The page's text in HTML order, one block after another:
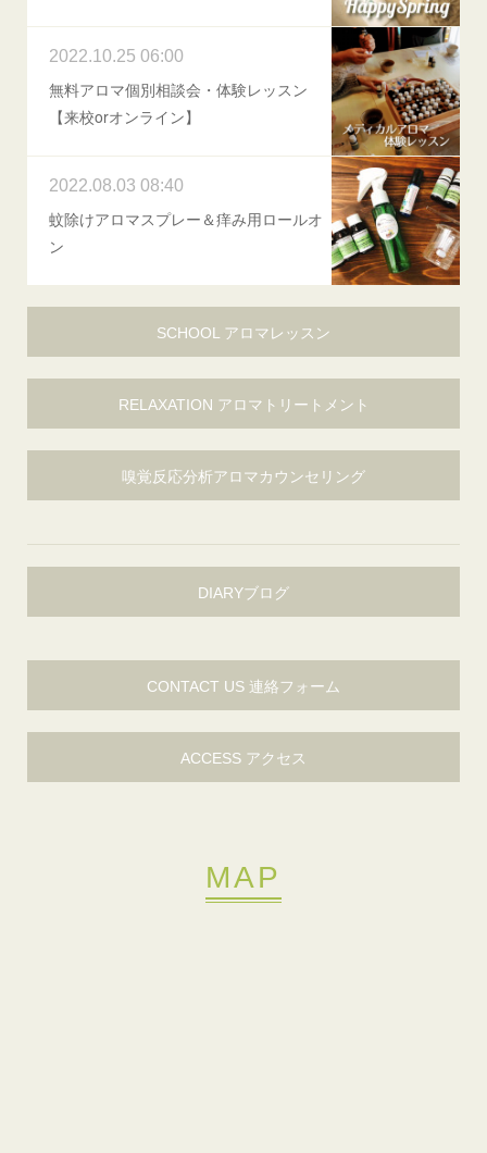
2022.10.25 06:00
無料アロマ個別相談会・体験レッスン
【来校orオンライン】
2022.08.03 08:40
蚊除けアロマスプレー＆痒み用ロールオ
ン
SCHOOL アロマレッスン
RELAXATION アロマトリートメント
嗅覚反応分析アロマカウンセリング
DIARYブログ
CONTACT US 連絡フォーム
ACCESS アクセス
MAP